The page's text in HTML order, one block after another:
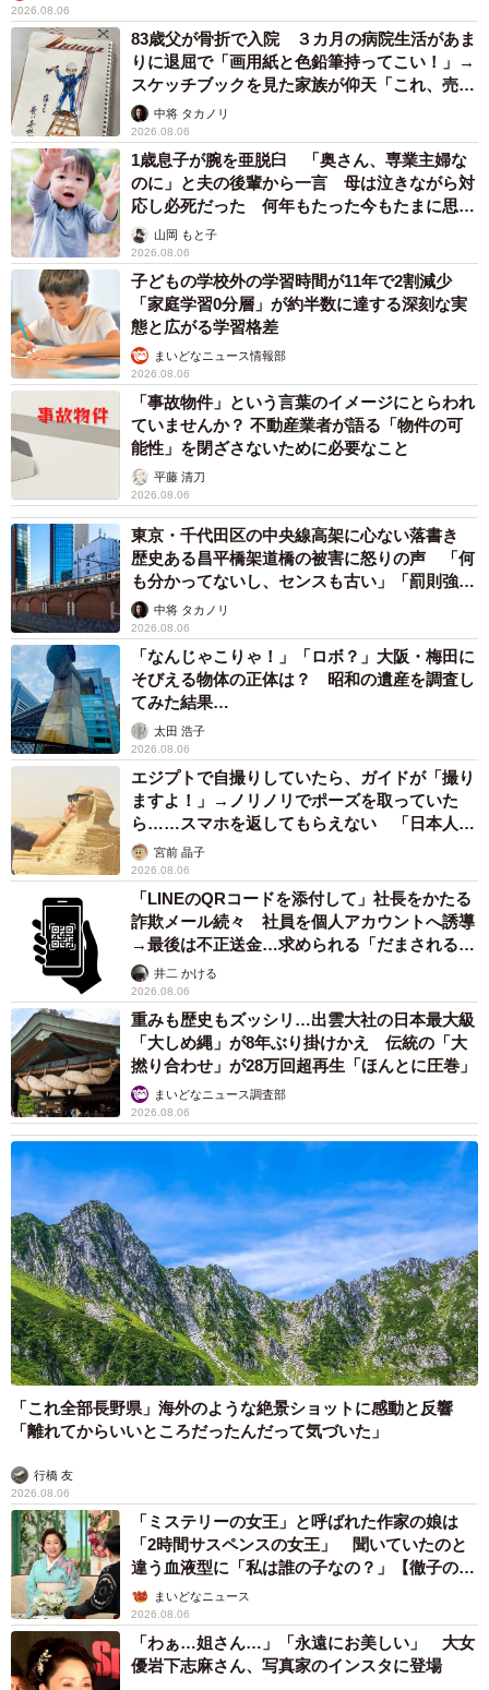
2026.08.06
83歳父が骨折で入院 ３カ月の病院生活があま
りに退屈で「画用紙と色鉛筆持ってこい！」→
スケッチブックを見た家族が仰天「これ、売れ
ますよ…」
中将 タカノリ
2026.08.06
1歳息子が腕を亜脱臼 「奥さん、専業主婦な
のに」と夫の後輩から一言 母は泣きながら対
応し必死だった 何年もたった今もたまに思い
出し…山岡 もと子
2026.08.06
子どもの学校外の学習時間が11年で2割減少
「家庭学習0分層」が約半数に達する深刻な実
態と広がる学習格差
まいどなニュース情報部
2026.08.06
「事故物件」という言葉のイメージにとらわれ
ていませんか？ 不動産業者が語る「物件の可
能性」を閉ざさないために必要なこと
平藤 清刀
2026.08.06
東京・千代田区の中央線高架に心ない落書き
歴史ある昌平橋架道橋の被害に怒りの声 「何
も分かってないし、センスも古い」「罰則強化
して」中将 タカノリ
2026.08.06
「なんじゃこりゃ！」「ロボ？」大阪・梅田に
そびえる物体の正体は？ 昭和の遺産を調査し
てみた結果…
太田 浩子
2026.08.06
エジプトで自撮りしていたら、ガイドが「撮り
ますよ！」→ノリノリでポーズを取っていた
ら……スマホを返してもらえない 「日本人は
カモ代表かも」「私は6時間で3万円払った」
宮前 晶子
2026.08.06
「LINEのQRコードを添付して」社長をかたる
詐欺メール続々 社員を個人アカウントへ誘導
→最後は不正送金…求められる「だまされる前
提」の対策
井二 かける
2026.08.06
重みも歴史もズッシリ…出雲大社の日本最大級
「大しめ縄」が8年ぶり掛けかえ 伝統の「大
撚り合わせ」が28万回超再生「ほんとに圧巻」
まいどなニュース調査部
2026.08.06
「これ全部長野県」海外のような絶景ショットに感動と反響
「離れてからいいところだったんだって気づいた」
行橋 友
2026.08.06
「ミステリーの女王」と呼ばれた作家の娘は
「2時間サスペンスの女王」 聞いていたのと
違う血液型に「私は誰の子なの？」【徹子の部
屋】まいどなニュース
2026.08.06
「わぁ…姐さん…」「永遠にお美しい」 大女
優岩下志麻さん、写真家のインスタに登場